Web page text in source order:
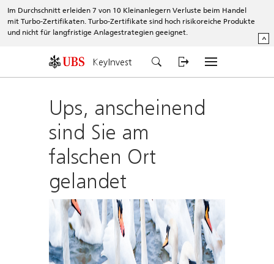
Im Durchschnitt erleiden 7 von 10 Kleinanlegern Verluste beim Handel
mit Turbo-Zertifikaten. Turbo-Zertifikate sind hoch risikoreiche Produkte
und nicht für langfristige Anlagestrategien geeignet.
^
KeyInvest
Ups, anscheinend
sind Sie am
falschen Ort
gelandet